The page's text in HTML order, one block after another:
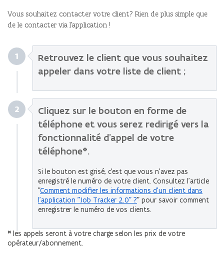
Vous souhaitez contacter votre client? Rien de plus simple que
de le contacter via l’application !
1
Retrouvez le client que vous souhaitez
appeler dans votre liste de client ;
2
Cliquez sur le bouton en forme de
téléphone et vous serez redirigé vers la
fonctionnalité d’appel de votre
téléphone*.
Si le bouton est grisé, c’est que vous n’avez pas
enregistré le numéro de votre client. Consultez l’article
"Comment modifier les informations d’un client dans
l’application "Job Tracker 2.0" ?" pour savoir comment
enregistrer le numéro de vos clients.
* les appels seront à votre charge selon les prix de votre
opérateur/abonnement.